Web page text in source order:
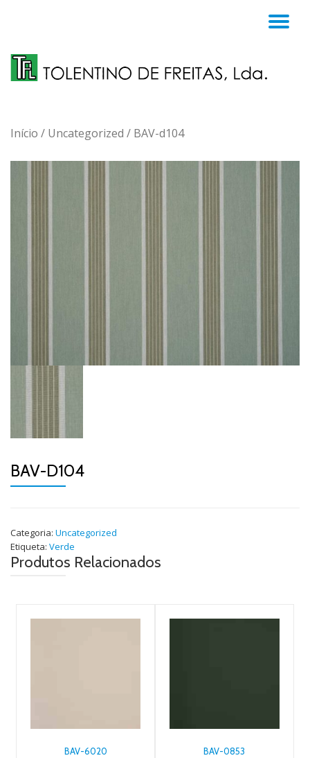
content
Início / Uncategorized / BAV-d104
BAV-D104
Categoria: Uncategorized
Etiqueta: Verde
Produtos Relacionados
BAV-6020 BAV-0853